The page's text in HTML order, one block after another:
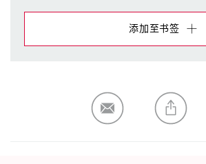
添加至书签
生成新清单